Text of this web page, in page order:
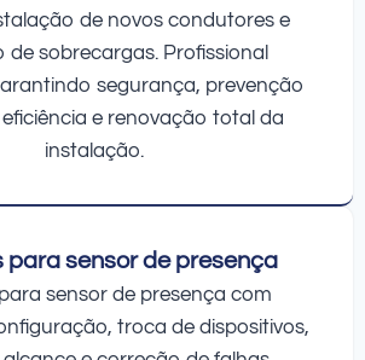
de novos condutores e
de sobrecargas. Profissional
segurança, prevenção
e renovação total da
instalação.
para sensor de presença
sensor de presença com
troca de dispositivos,